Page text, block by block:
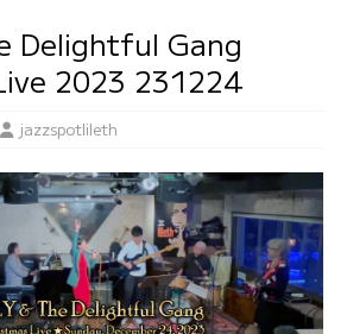
Delightful Gang
2023 231224
jazzspotlileth